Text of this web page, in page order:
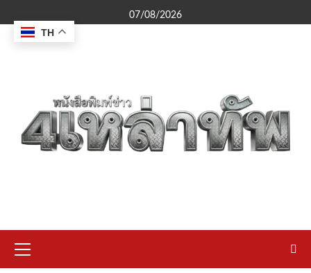
to
content
07/08/2026
Menu
TH